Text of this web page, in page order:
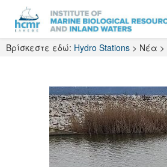
content
Βρίσκεστε εδώ: Hydro Stations > Νέα >